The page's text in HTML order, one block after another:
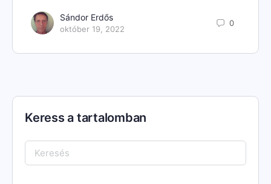
Sándor Erdős
október 19, 2022
0
Keress a tartalomban
Keresés: